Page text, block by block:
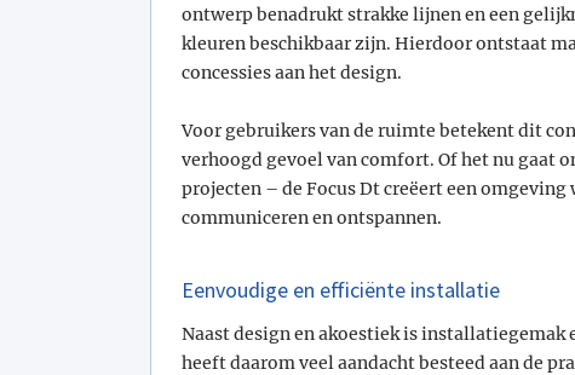
ontwerp benadrukt strakke lijnen en een
kleuren beschikbaar zijn. Hierdoor ontstaat
concessies aan het design.
Voor gebruikers van de ruimte betekent dit
verhoogd gevoel van comfort. Of het nu
projecten – de Focus Dt creëert een
communiceren en ontspannen.
Eenvoudige en efficiënte installatie
Naast design en akoestiek is installatiegemak
heeft daarom veel aandacht besteed aan de